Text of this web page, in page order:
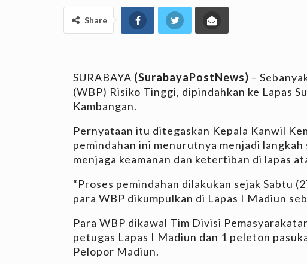
Share
SURABAYA (SurabayaPostNews) –
(WBP) Risiko Tinggi, dipindahkan ke Lapas
Kambangan.
Pernyataan itu ditegaskan Kepala Kanwil
pemindahan ini menurutnya menjadi
menjaga keamanan dan ketertiban di lapas
“Proses pemindahan dilakukan sejak Sabtu
para WBP dikumpulkan di Lapas I Madiun
Para WBP dikawal Tim Divisi
petugas Lapas I Madiun dan 1 peleton
Pelopor Madiun.